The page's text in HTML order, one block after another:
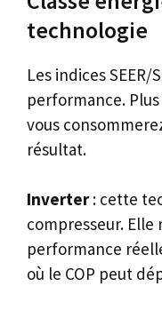
technologie
Les indices SEER/
performance.
vous
résultat.
Inverter: cette
compresseur. Elle
performance
où le COP peut